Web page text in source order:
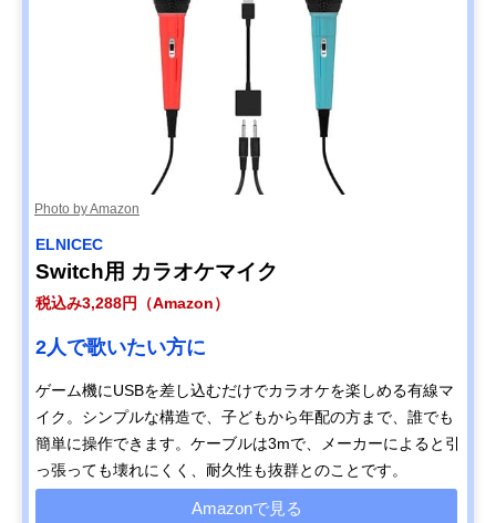
Photo by Amazon
ELNICEC
Switch用 カラオケマイク
税込み3,288円（Amazon）
2人で歌いたい方に
ゲーム機にUSBを差し込むだけでカラオケを楽しめる有線マ
イク。シンプルな構造で、子どもから年配の方まで、誰でも
簡単に操作できます。ケーブルは3mで、メーカーによると引
っ張っても壊れにくく、耐久性も抜群とのことです。
Amazonで見る